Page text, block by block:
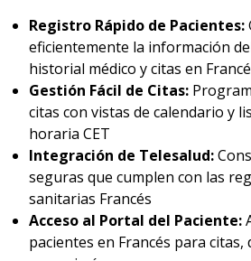
Registro Rápido de Pacientes:
eficientemente la información
historial médico y citas en
Gestión Fácil de Citas:
citas con vistas de calendario y
horaria CET
Integración de Telesalud:
seguras que cumplen con las
sanitarias Francés
Acceso al Portal del Paciente:
pacientes en Francés para citas,